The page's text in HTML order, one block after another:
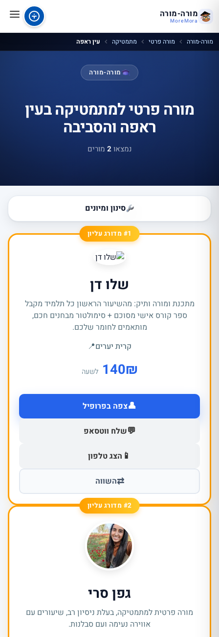
מורה-מורה
MoreMora
מורה-מורה מורה פרטי מתמטיקה עין ראפה
מורה-מורה
מורה פרטי למתמטיקה בעין
ראפה והסביבה
נמצאו2 מורים
סינון ומיונים
#1 מדורג עליון
שלו דן
מתכנת ומורה ותיק: מהשיעור הראשון כל תלמיד מקבל
ספר קורס אישי מסוכם + סימולטור מבחנים חכם,
מותאמים לחומר שלכם.
קרית יערים📍
₪
140 לשעה
👤צפה בפרופיל
💬שלח ווטסאפ
📱 הצג טלפון
⇄השווה
#2 מדורג עליון
גפן סרי
מורה פרטית למתמטיקה, בעלת ניסיון רב, שיעורים עם
אווירה נעימה ועם סבלנות.